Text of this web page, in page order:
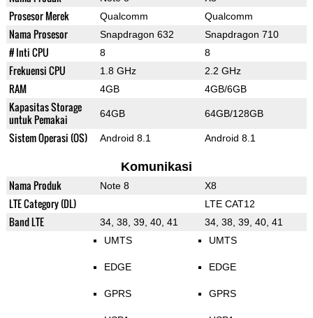
Prosesor Merek Qualcomm Qualcomm
Nama Prosesor Snapdragon 632 Snapdragon 710
# Inti CPU 8 8
Frekuensi CPU 1.8 GHz 2.2 GHz
RAM 4GB 4GB/6GB
Kapasitas Storage
untuk Pemakai
64GB 64GB/128GB
Sistem Operasi (OS) Android 8.1 Android 8.1
Komunikasi
Nama Produk Note 8 X8
LTE Category (DL) LTE CAT12
Band LTE 34, 38, 39, 40, 41 34, 38, 39, 40, 41
UMTS
EDGE
GPRS
UMTS
EDGE
GPRS